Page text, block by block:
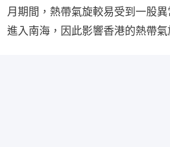
月期間，熱帶氣旋較易受到一股
進入南海，因此影響香港的熱帶氣